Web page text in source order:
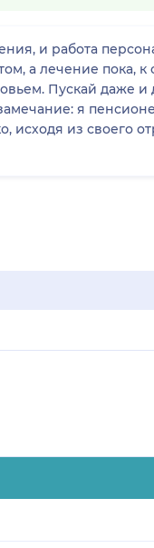
и работа
а лечение пока,
Пускай даже и
я
исходя из своего